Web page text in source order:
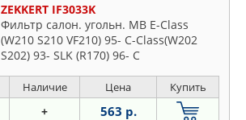
ZEKKERT IF3033K
Фильтр салон. угольн. MB E-Class
(W210 S210 VF210) 95- C-Class(W202
S202) 93- SLK (R170) 96- C
Наличие Цена Купить
+ 563 р.